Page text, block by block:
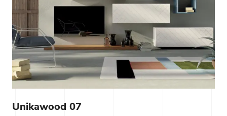
Unikawood 07